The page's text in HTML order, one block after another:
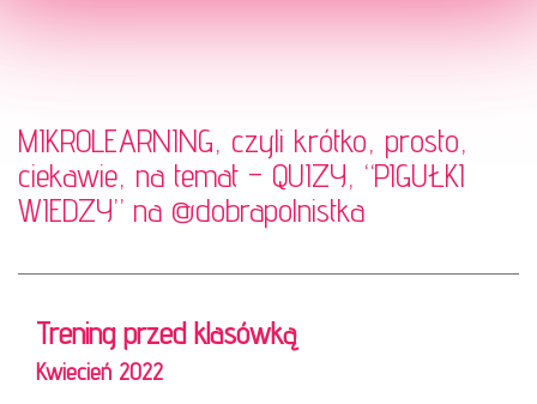
MIKROLEARNING, czyli krótko, prosto,
ciekawie, na temat – QUIZY, “PIGUŁKI
WIEDZY” na @dobrapolnistka
Trening przed klasówką
Kwiecień 2022